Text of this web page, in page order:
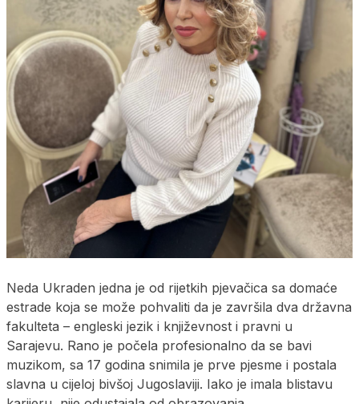
Neda Ukraden jedna je od rijetkih pjevačica sa domaće
estrade koja se može pohvaliti da je završila dva državna
fakulteta – engleski jezik i književnost i pravni u
Sarajevu. Rano je počela profesionalno da se bavi
muzikom, sa 17 godina snimila je prve pjesme i postala
slavna u cijeloj bivšoj Jugoslaviji. Iako je imala blistavu